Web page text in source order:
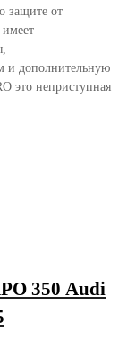
защите от
и дополнительную
это неприступная
350 Audi